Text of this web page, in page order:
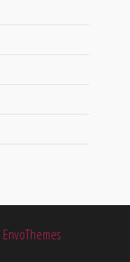
EnvoThemes